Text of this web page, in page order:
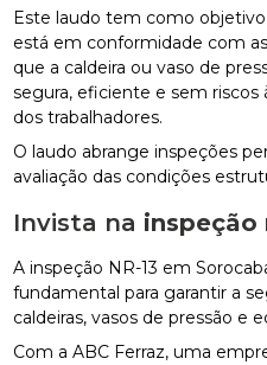
Este laudo tem como
está em conformidade com
que a caldeira ou vaso de
segura, eficiente e sem riscos
dos trabalhadores.
O laudo abrange inspeções
avaliação das condições
Invista na inspeção
A inspeção NR-13 em
fundamental para garantir a
caldeiras, vasos de pressão e
Com a ABC Ferraz, uma